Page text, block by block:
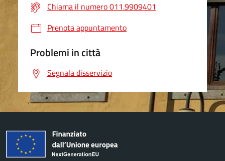
Chiama il numero 011.9909401
Prenota appuntamento
Problemi in città
Segnala disservizio